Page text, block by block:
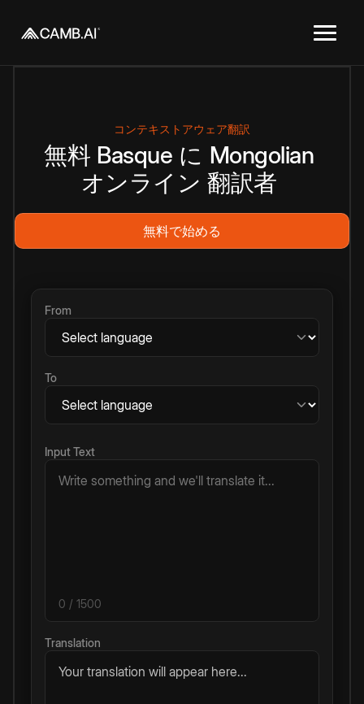
コンテキストアウェア翻訳
無料 Basque に Mongolian
オンライン 翻訳者
無料で始める
From
To
Input Text
0 / 1500
Translation
Your translation will appear here...